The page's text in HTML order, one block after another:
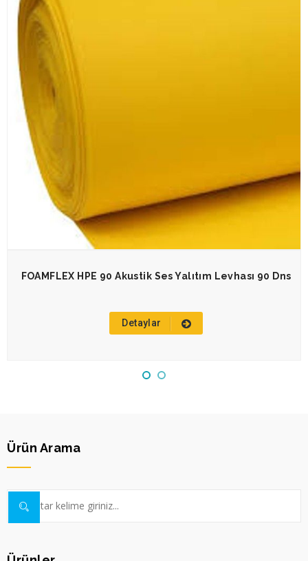
FOAMFLEX HPE 90 Akustik Ses Yalıtım Levhası 90 Dns
Detaylar
Ürün Arama